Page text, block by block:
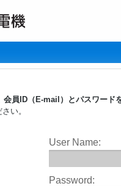
会員ID（E-mail）とパスワー
い。
User Name:
Password: